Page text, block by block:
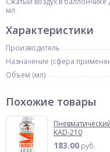
мл
Характеристики
Производитель
Назначение (сфера
Объем (мл)
Похожие товары
KAD-210
183.00 руб.